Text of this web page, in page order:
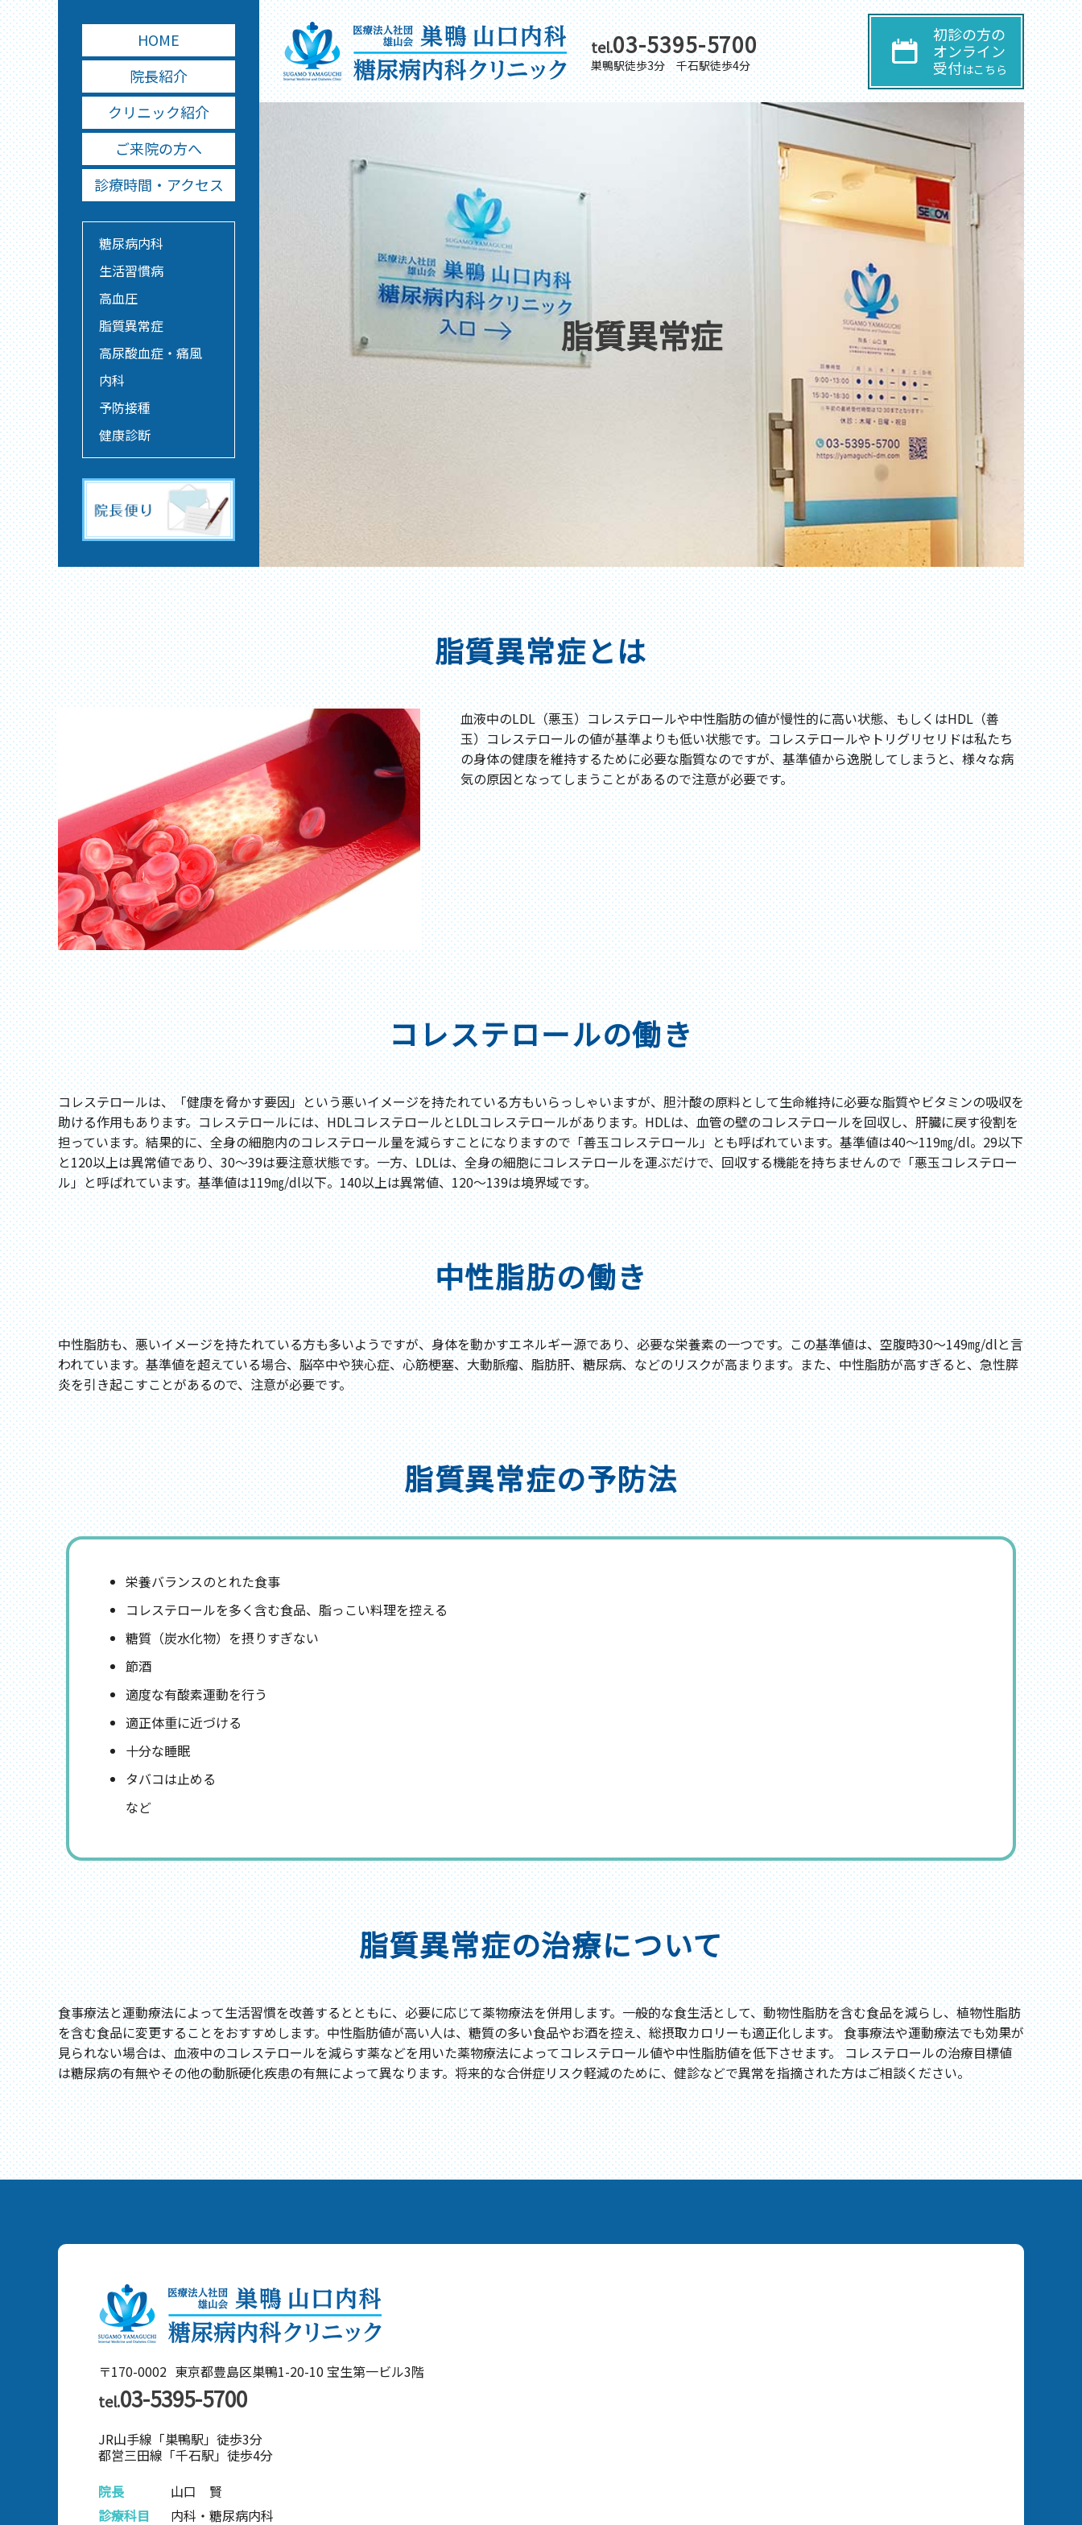
HOME
院長紹介
クリニック紹介
ご来院の方へ
診療時間・アクセス
糖尿病内科
生活習慣病
高血圧
脂質異常症
高尿酸血症・痛風
内科
予防接種
健康診断
tel.03-5395-5700
巣鴨駅徒歩3分 千石駅徒歩4分
初診の方の
オンライン
受付はこちら
脂質異常症
脂質異常症とは
血液中のLDL（悪玉）コレステロールや中性脂肪の値が慢性的に高い状態、もしくはHDL（善
玉）コレステロールの値が基準よりも低い状態です。コレステロールやトリグリセリドは私たち
の身体の健康を維持するために必要な脂質なのですが、基準値から逸脱してしまうと、様々な病
気の原因となってしまうことがあるので注意が必要です。
コレステロールの働き
コレステロールは、「健康を脅かす要因」という悪いイメージを持たれている方もいらっしゃいますが、胆汁酸の原料として生命維持に必要な脂質やビタミンの吸収を
助ける作用もあります。コレステロールには、HDLコレステロールとLDLコレステロールがあります。HDLは、血管の壁のコレステロールを回収し、肝臓に戻す役割を
担っています。結果的に、全身の細胞内のコレステロール量を減らすことになりますので「善玉コレステロール」とも呼ばれています。基準値は40～119㎎/dl。29以下
と120以上は異常値であり、30～39は要注意状態です。一方、LDLは、全身の細胞にコレステロールを運ぶだけで、回収する機能を持ちませんので「悪玉コレステロー
ル」と呼ばれています。基準値は119㎎/dl以下。140以上は異常値、120～139は境界域です。
中性脂肪の働き
中性脂肪も、悪いイメージを持たれている方も多いようですが、身体を動かすエネルギー源であり、必要な栄養素の一つです。この基準値は、空腹時30～149㎎/dlと言
われています。基準値を超えている場合、脳卒中や狭心症、心筋梗塞、大動脈瘤、脂肪肝、糖尿病、などのリスクが高まります。また、中性脂肪が高すぎると、急性膵
炎を引き起こすことがあるので、注意が必要です。
脂質異常症の予防法
栄養バランスのとれた食事
コレステロールを多く含む食品、脂っこい料理を控える
糖質（炭水化物）を摂りすぎない
節酒
適度な有酸素運動を行う
適正体重に近づける
十分な睡眠
タバコは止める
など
脂質異常症の治療について
食事療法と運動療法によって生活習慣を改善するとともに、必要に応じて薬物療法を併用します。一般的な食生活として、動物性脂肪を含む食品を減らし、植物性脂肪
を含む食品に変更することをおすすめします。中性脂肪値が高い人は、糖質の多い食品やお酒を控え、総摂取カロリーも適正化します。 食事療法や運動療法でも効果が
見られない場合は、血液中のコレステロールを減らす薬などを用いた薬物療法によってコレステロール値や中性脂肪値を低下させます。 コレステロールの治療目標値
は糖尿病の有無やその他の動脈硬化疾患の有無によって異なります。将来的な合併症リスク軽減のために、健診などで異常を指摘された方はご相談ください。
〒170-0002 東京都豊島区巣鴨1-20-10 宝生第一ビル3階
tel.03-5395-5700
JR山手線「巣鴨駅」徒歩3分
都営三田線「千石駅」徒歩4分
院長
山口 賢
診療科目
内科・糖尿病内科